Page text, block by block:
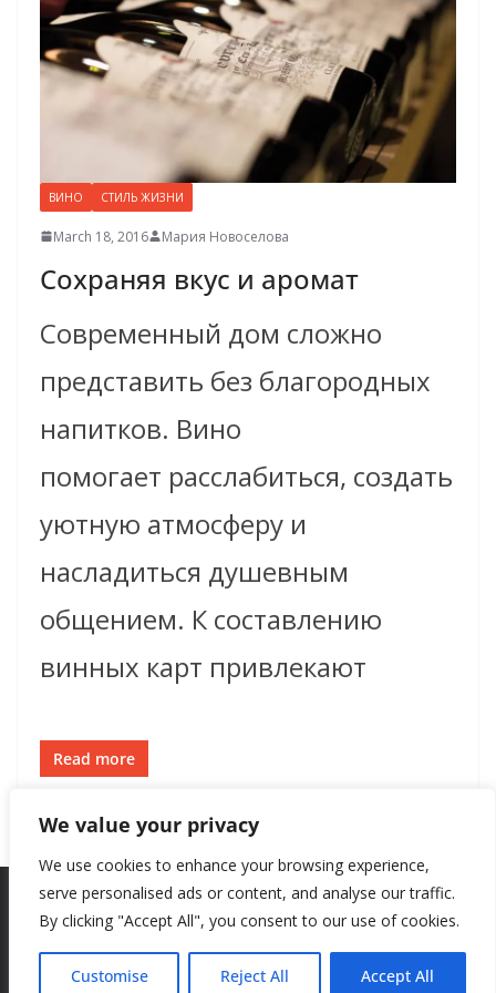
We value your privacy
We use cookies to enhance your browsing experience,
serve personalised ads or content, and analyse our traffic.
By clicking "Accept All", you consent to our use of cookies.
Customise Reject All Accept All
ВИНО СТИЛЬ ЖИЗНИ
March 18, 2016 Мария Новоселова
Сохраняя вкус и аромат
Современный дом сложно
представить без благородных
напитков. Вино
помогает расслабиться, создать
уютную атмосферу и
насладиться душевным
общением. К составлению
винных карт привлекают
Read more
Theme:ColorMag by ThemeGrill. Powered byWordPress